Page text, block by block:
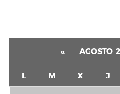
« AGOSTO
L M X J